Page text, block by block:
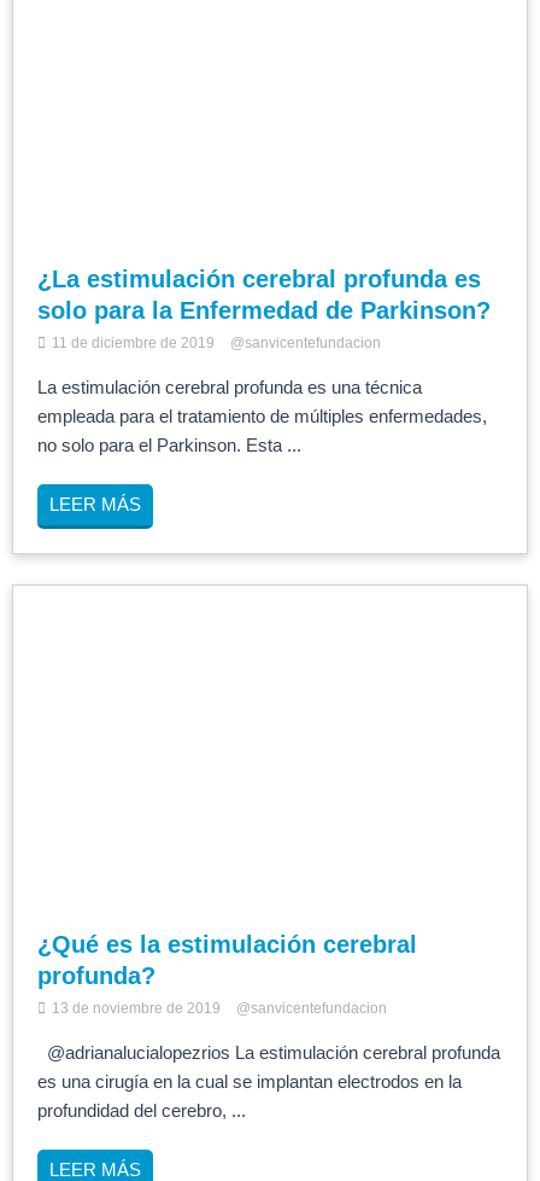
¿La estimulación cerebral profunda es
solo para la Enfermedad de Parkinson?
11 de diciembre de 2019 @sanvicentefundacion
La estimulación cerebral profunda es una técnica
empleada para el tratamiento de múltiples enfermedades,
no solo para el Parkinson. Esta ...
LEER MÁS
¿Qué es la estimulación cerebral
profunda?
13 de noviembre de 2019 @sanvicentefundacion
@adrianalucialopezrios La estimulación cerebral profunda
es una cirugía en la cual se implantan electrodos en la
profundidad del cerebro, ...
LEER MÁS